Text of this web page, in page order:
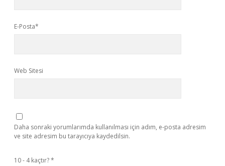
E-Posta*
Web Sitesi
Daha sonraki yorumlarımda kullanılması için adım, e-posta adresim
ve site adresim bu tarayıcıya kaydedilsin.
10 - 4 kaçtır?*